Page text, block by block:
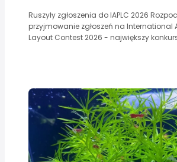
Ruszyły zgłoszenia do IAPLC 2026
przyjmowanie zgłoszeń na International
Layout Contest 2026 - największy